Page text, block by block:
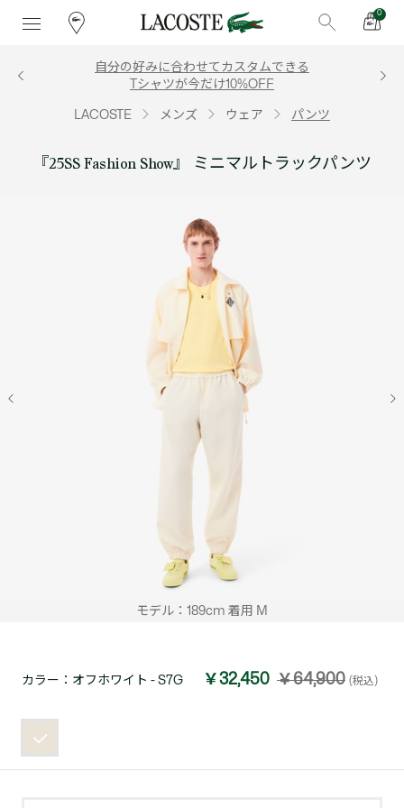
0
自分の好みに合わせてカスタムできる
Tシャツが今だけ10%OFF
LACOSTE メンズ ウェア パンツ
『25SS Fashion Show』 ミニマルトラックパンツ
モデル：189cm 着用 M
カラー： オフホワイト - S7G ￥32,450 ￥64,900 (税込)